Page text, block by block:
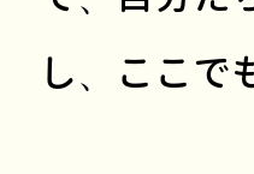
し、ここで